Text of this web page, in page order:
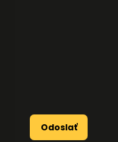
Odoslať